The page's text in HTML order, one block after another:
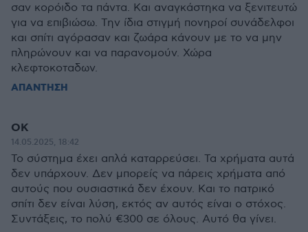
σαν κορόιδο τα πάντα. Και αναγκάστηκα να ξενιτευτώ
για να επιβιώσω. Την ίδια στιγμή πονηροί συνάδελφοι
και σπίτι αγόρασαν και ζωάρα κάνουν με το να μην
πληρώνουν και να παρανομούν. Χώρα
κλεφτοκοταδων.
ΑΠΑΝΤΗΣΗ
ΟΚ
14.05.2025, 18:42
Το σύστημα έχει απλά καταρρεύσει. Τα χρήματα αυτά
δεν υπάρχουν. Δεν μπορείς να πάρεις χρήματα από
αυτούς που ουσιαστικά δεν έχουν. Και το πατρικό
σπίτι δεν είναι λύση, εκτός αν αυτός είναι ο στόχος.
Συντάξεις, το πολύ €300 σε όλους. Αυτό θα γίνει.